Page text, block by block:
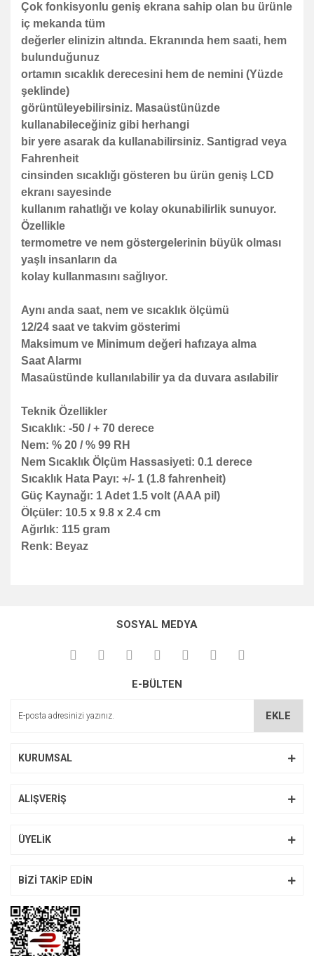
Çok fonkisyonlu geniş ekrana sahip olan bu ürünle
iç mekanda tüm
değerler elinizin altında. Ekranında hem saati, hem
bulunduğunuz
ortamın sıcaklık derecesini hem de nemini (Yüzde
şeklinde)
görüntüleyebilirsiniz. Masaüstünüzde
kullanabileceğiniz gibi herhangi
bir yere asarak da kullanabilirsiniz. Santigrad veya
Fahrenheit
cinsinden sıcaklığı gösteren bu ürün geniş LCD
ekranı sayesinde
kullanım rahatlığı ve kolay okunabilirlik sunuyor.
Özellikle
termometre ve nem göstergelerinin büyük olması
yaşlı insanların da
kolay kullanmasını sağlıyor.
Aynı anda saat, nem ve sıcaklık ölçümü
12/24 saat ve takvim gösterimi
Maksimum ve Minimum değeri hafızaya alma
Saat Alarmı
Masaüstünde kullanılabilir ya da duvara asılabilir
Teknik Özellikler
Sıcaklık: -50 / + 70 derece
Nem: % 20 / % 99 RH
Nem Sıcaklık Ölçüm Hassasiyeti: 0.1 derece
Sıcaklık Hata Payı: +/- 1 (1.8 fahrenheit)
Güç Kaynağı: 1 Adet 1.5 volt (AAA pil)
Ölçüler: 10.5 x 9.8 x 2.4 cm
Ağırlık: 115 gram
Renk: Beyaz
kullanarak tarafımıza iletebilirsiniz.
Görüş ve önerileriniz için teşekkür ederiz.
Ürün açıklamasında eksik bilgiler bulunuyor.
SOSYAL MEDYA
E-BÜLTEN
EKLE
KURUMSAL
ALIŞVERİŞ
ÜYELİK
BİZİ TAKİP EDİN